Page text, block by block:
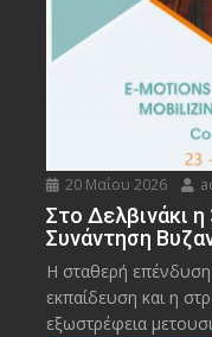
20 Μαΐου 2026
Στο Δελβινάκι η
Συνάντηση
Η σταθερή
εκπαίδευση και η
εξωστρέφεια